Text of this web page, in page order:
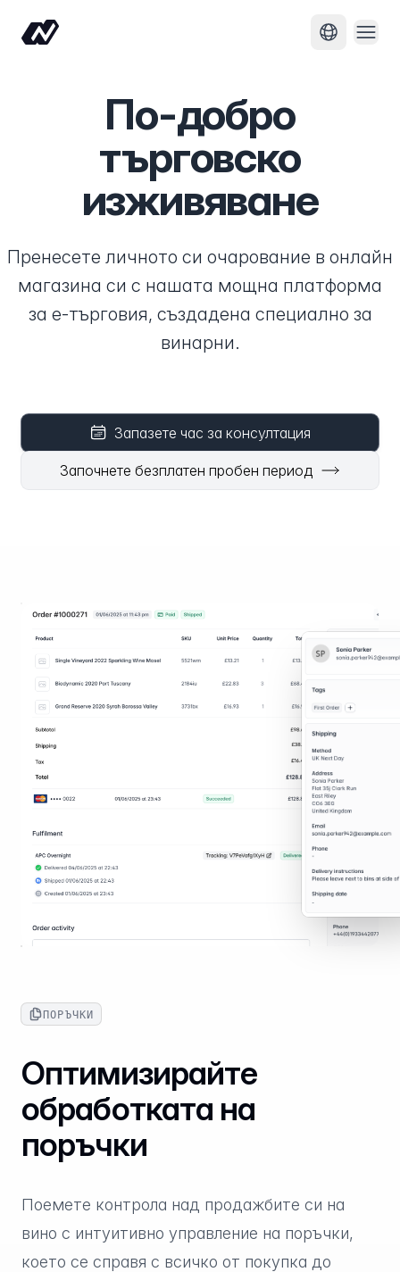
Смяна на
По-добро
търговско
изживяване
Пренесете личното си очарование в онлайн
магазина си с нашата мощна платформа
за е-търговия, създадена специално за
винарни.
Запазете час за консултация
Започнете безплатен пробен период
ПОРЪЧКИ
Оптимизирайте
обработката на
поръчки
Поемете контрола над продажбите си на
вино с интуитивно управление на поръчки,
което се справя с всичко от покупка до